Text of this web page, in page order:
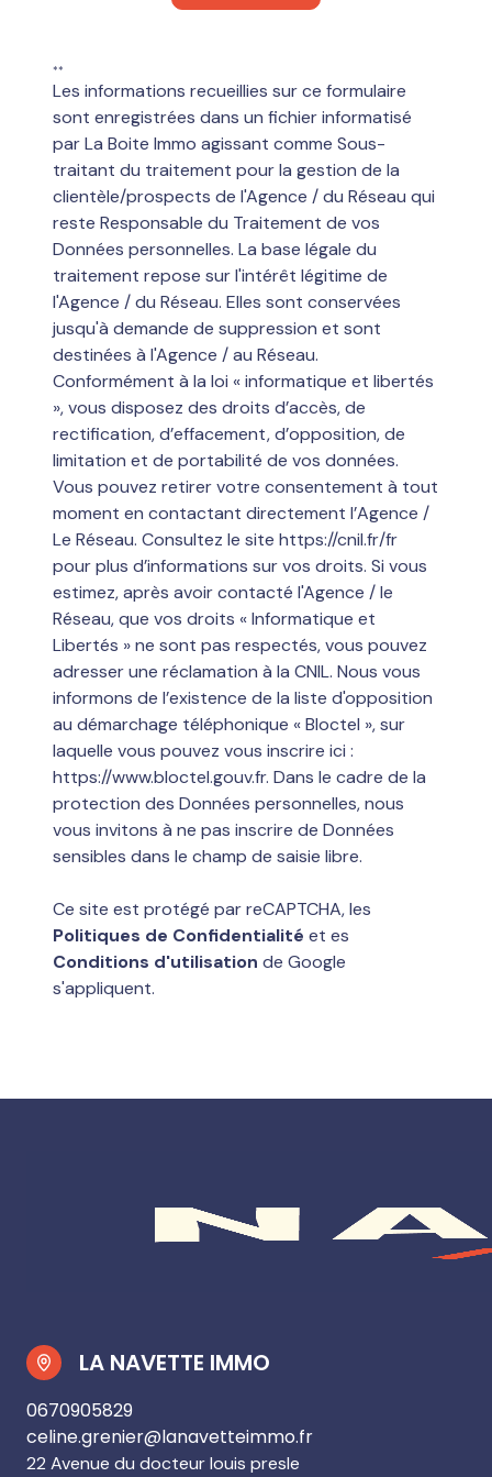
**
Les informations recueillies sur ce formulaire
sont enregistrées dans un fichier informatisé
par La Boite Immo agissant comme Sous-
traitant du traitement pour la gestion de la
clientèle/prospects de l'Agence / du Réseau qui
reste Responsable du Traitement de vos
Données personnelles. La base légale du
traitement repose sur l'intérêt légitime de
l'Agence / du Réseau. Elles sont conservées
jusqu'à demande de suppression et sont
destinées à l'Agence / au Réseau.
Conformément à la loi « informatique et libertés
», vous disposez des droits d’accès, de
rectification, d’effacement, d’opposition, de
limitation et de portabilité de vos données.
Vous pouvez retirer votre consentement à tout
moment en contactant directement l’Agence /
Le Réseau. Consultez le site https://cnil.fr/fr
pour plus d’informations sur vos droits. Si vous
estimez, après avoir contacté l'Agence / le
Réseau, que vos droits « Informatique et
Libertés » ne sont pas respectés, vous pouvez
adresser une réclamation à la CNIL. Nous vous
informons de l’existence de la liste d'opposition
au démarchage téléphonique « Bloctel », sur
laquelle vous pouvez vous inscrire ici :
https://www.bloctel.gouv.fr. Dans le cadre de la
protection des Données personnelles, nous
vous invitons à ne pas inscrire de Données
sensibles dans le champ de saisie libre.
Ce site est protégé par reCAPTCHA, les
Politiques de Confidentialité et es
Conditions d'utilisation de Google
s'appliquent.
LA NAVETTE IMMO
0670905829
celine.grenier@lanavetteimmo.fr
22 Avenue du docteur louis presle